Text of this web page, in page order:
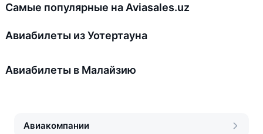
Самые популярные на Aviasales.uz
Авиабилеты из Уотертауна
Авиабилеты в Малайзию
Авиакомпании